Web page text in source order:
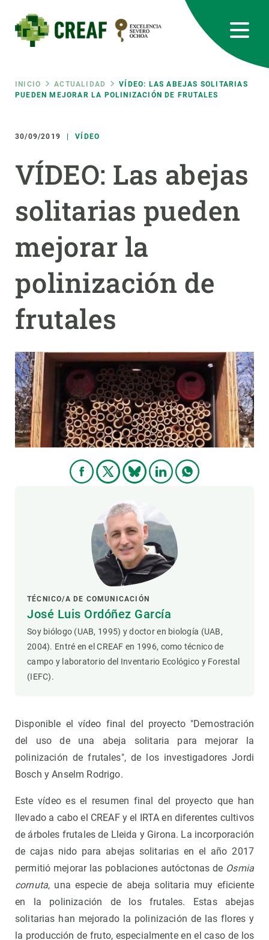
contenido
principal
Ruta
de
navegación
INICIO ACTUALIDAD
VÍDEO: LAS ABEJAS SOLITARIAS
PUEDEN MEJORAR LA POLINIZACIÓN DE FRUTALES
30/09/2019 VÍDEO
VÍDEO: Las abejas
solitarias pueden
mejorar la
polinización de
frutales
TÉCNICO/A DE COMUNICACIÓN
José Luis Ordóñez García
Soy biólogo (UAB, 1995) y doctor en biología (UAB,
2004). Entré en el CREAF en 1996, como técnico de
campo y laboratorio del Inventario Ecológico y Forestal
(IEFC).
Disponible el vídeo final del proyecto "Demostración
del uso de una abeja solitaria para mejorar la
polinización de frutales", de los investigadores Jordi
Bosch y Anselm Rodrigo.
Este vídeo es el resumen final del proyecto que han
llevado a cabo el CREAF y el IRTA en diferentes cultivos
de árboles frutales de Lleida y Girona. La incorporación
de cajas nido para abejas solitarias en el año 2017
permitió mejorar las poblaciones autóctonas de Osmia
cornuta, una especie de abeja solitaria muy eficiente
en la polinización de los frutales. Estas abejas
solitarias han mejorado la polinización de las flores y
la producción de fruto, especialmente en el caso de los
RRSS
responsive
Responsive
menu
SOBRE NOSOTROS
INVESTIGACIÓN
CIENCIA EN ACCIÓN
PARTICIPA
NOTICIAS Y AGENDA